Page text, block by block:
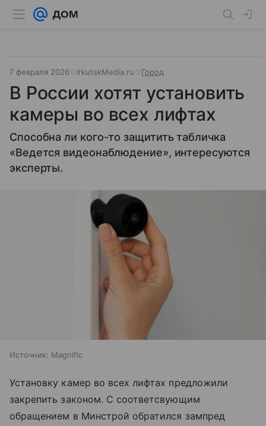
7 февраля 2026 IrkutskMedia.ru Город
В России хотят установить
камеры во всех лифтах
Способна ли кого-то защитить табличка
«Ведется видеонаблюдение», интересуются
эксперты.
Источник: Magnific
Установку камер во всех лифтах предложили
закрепить законом. С соответсвующим
обращением в Минстрой обратился зампред